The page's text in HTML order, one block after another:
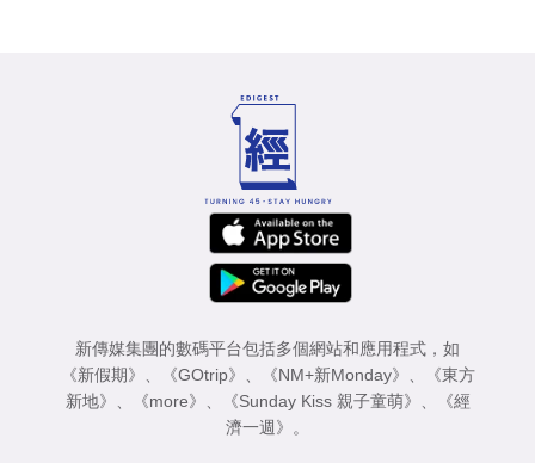
新傳媒集團的數碼平台包括多個網站和應用程式，如
《新假期》
《GOtrip》 《NM+新Monday》
《東方
新地》
《more》 《Sunday Kiss 親子童萌》
《經
濟一週》
。